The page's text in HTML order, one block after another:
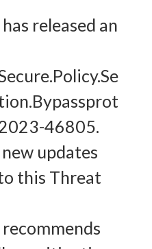
released an
46805.
updates
this Threat